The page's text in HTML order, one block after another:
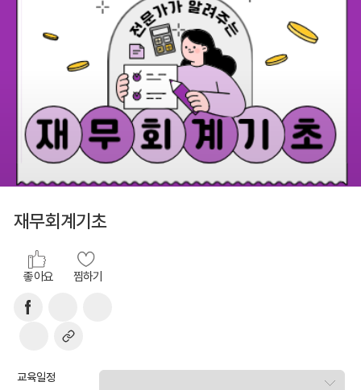
재무회계기초
좋아요 찜하기
교육일정